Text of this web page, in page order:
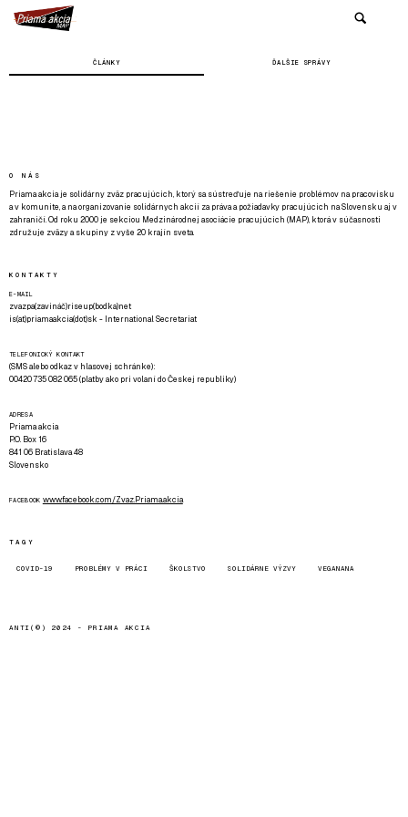
ČLÁNKY ĎALŠIE SPRÁVY
O NÁS
Priama akcia je solidárny zväz pracujúcich, ktorý sa sústreďuje na riešenie problémov na pracovisku
a v komunite, a na organizovanie solidárnych akcií za práva a požiadavky pracujúcich na Slovensku aj v
zahraničí. Od roku 2000 je sekciou Medzinárodnej asociácie pracujúcich (MAP), ktorá v súčasnosti
združuje zväzy a skupiny z vyše 20 krajín sveta.
KONTAKTY
E-MAIL
zvazpa(zavináč)riseup(bodka)net
is(at)priamaakcia(dot)sk - International Secretariat
TELEFONICKÝ KONTAKT
(SMS alebo odkaz v hlasovej schránke):
00420 735 082 065 (platby ako pri volaní do Českej republiky)
ADRESA
Priama akcia
P.O. Box 16
841 06 Bratislava 48
Slovensko
FACEBOOK www.facebook.com/Zvaz.Priama.akcia
TAGY
COVID-19 PROBLÉMY V PRÁCI ŠKOLSTVO SOLIDÁRNE VÝZVY VEGANANA
ANTI(©) 2024 - PRIAMA AKCIA